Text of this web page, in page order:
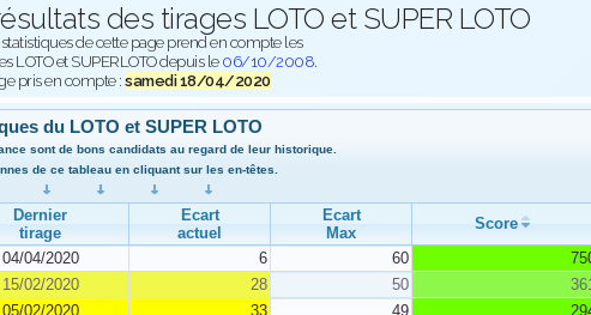
des tirages LOTO et SUPER LOTO
de cette page prend en compte les
LOTO et SUPERLOTO depuis le 06/10/2008.
pris en compte :samedi 18/04/2020
du LOTO et SUPER LOTO
sont de bons candidats au regard de leur historique.
de ce tableau en cliquant sur les en-têtes.
Dernier
tirage
Ecart
actuel
Ecart
Max
Score
04/04/2020 6 60
15/02/2020 28 50
05/02/2020 33 49